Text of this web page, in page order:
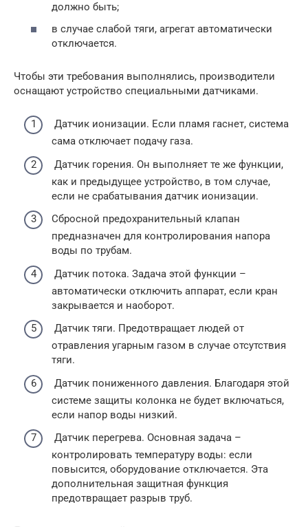
должно быть;
в случае слабой тяги, агрегат автоматически
отключается.
Чтобы эти требования выполнялись, производители
оснащают устройство специальными датчиками.
Датчик ионизации. Если пламя гаснет, система
сама отключает подачу газа.
Датчик горения. Он выполняет те же функции,
как и предыдущее устройство, в том случае,
если не срабатывания датчик ионизации.
Сбросной предохранительный клапан
предназначен для контролирования напора
воды по трубам.
Датчик потока. Задача этой функции –
автоматически отключить аппарат, если кран
закрывается и наоборот.
Датчик тяги. Предотвращает людей от
отравления угарным газом в случае отсутствия
тяги.
Датчик пониженного давления. Благодаря этой
системе защиты колонка не будет включаться,
если напор воды низкий.
Датчик перегрева. Основная задача –
контролировать температуру воды: если
повысится, оборудование отключается. Эта
дополнительная защитная функция
предотвращает разрыв труб.